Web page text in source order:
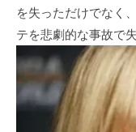
s
i
y
a
m
a
ン
ト
を失っただけでなく
テを悲劇的な事故で